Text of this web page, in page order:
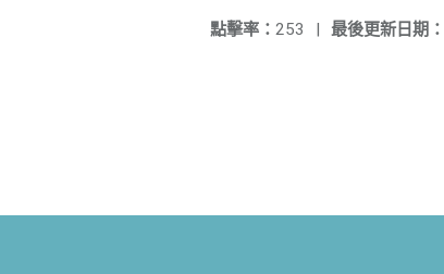
最後更新日期：
點擊率： 253 |